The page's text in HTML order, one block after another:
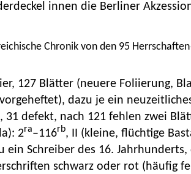
innen die Berliner
Chronik von den 95
127 Blätter (neuere Foliierung,
dazu je ein
defekt, nach 121 fehlen zwei
2ra–116rb, II (kleine, flüchtige
ein Schreiber des 16.
schwarz oder rot (häufig